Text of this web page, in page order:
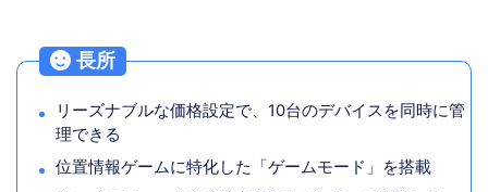
長所
リーズナブルな価格設定で、10台のデバイスを同時に管
理できる
位置情報ゲームに特化した「ゲームモード」を搭載